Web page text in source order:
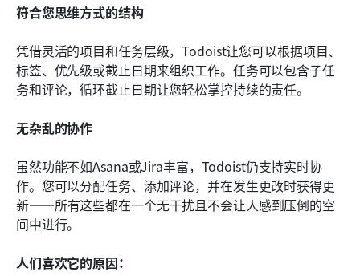
符合您思维方式的结构
凭借灵活的项目和任务层级，Todoist让您可以根据项目、
标签、优先级或截止日期来组织工作。任务可以包含子任
务和评论，循环截止日期让您轻松掌控持续的责任。
无杂乱的协作
虽然功能不如Asana或Jira丰富，Todoist仍支持实时协
作。您可以分配任务、添加评论，并在发生更改时获得更
新——所有这些都在一个无干扰且不会让人感到压倒的空
间中进行。
人们喜欢它的原因：